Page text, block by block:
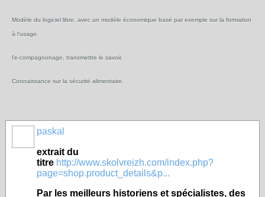
Modèle du logiciel libre, avec un modèle économique basé par exemple sur la formation
à l'usage.
l'e-compagnonage, transmettre le savoir.
Connaissance sur la sécurité alimentaire.
paskal
extrait du
titre http://www.skolvreizh.com/index.php?
page=shop.product_details&p...
Par les meilleurs historiens et spécialistes, des